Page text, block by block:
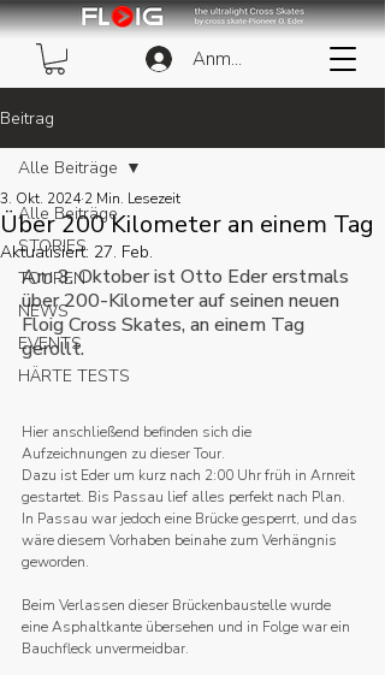
Anmelden
Beitrag
Alle Beiträge
STORIES
TOUREN
NEWS
EVENTS
HÄRTE TESTS
Alle Beiträge
Über 200 Kilometer an einem Tag
3. Okt. 2024 2 Min. Lesezeit
Aktualisiert: 27. Feb.
Am 3. Oktober ist Otto Eder erstmals
über 200-Kilometer auf seinen neuen
Floig Cross Skates, an einem Tag
gerollt.
Hier anschließend befinden sich die
Aufzeichnungen zu dieser Tour.
Dazu ist Eder um kurz nach 2:00 Uhr früh in Arnreit
gestartet. Bis Passau lief alles perfekt nach Plan.
In Passau war jedoch eine Brücke gesperrt, und das
wäre diesem Vorhaben beinahe zum Verhängnis
geworden.
Beim Verlassen dieser Brückenbaustelle wurde
eine Asphaltkante übersehen und in Folge war ein
Bauchfleck unvermeidbar.